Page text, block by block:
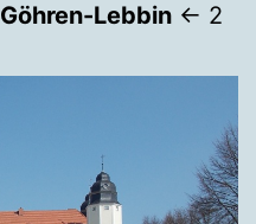
Göhren-Lebbin ← 2